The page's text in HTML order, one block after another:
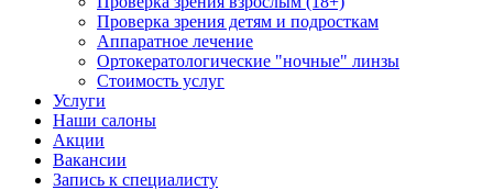
Проверка зрения детям и подросткам
Аппаратное лечение
Ортокератологические "ночные" линзы
Стоимость услуг
Услуги
Наши салоны
Акции
Вакансии
Запись к специалисту